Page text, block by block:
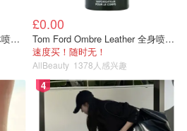
604
Tom Ford Ombre Leather 身体喷雾 150ml
£0.00
Tom Ford Ombre Leather 全身喷雾 150ml
速度买！随时无！
AllBeauty 1378人感兴趣
4